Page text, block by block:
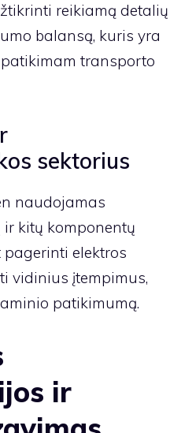
reikiamą detalių
balansą, kuris yra
transporto
sektorius
naudojamas
kitų komponentų
elektros
vidinius įtempimus,
patikimumą.
ir